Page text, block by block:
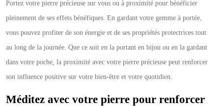
Portez votre pierre précieuse sur vous ou à proximité pour bénéficier
pleinement de ses effets bénéfiques. En gardant votre gemme à portée,
vous pouvez profiter de son énergie et de ses propriétés protectrices tout
au long de la journée. Que ce soit en la portant en bijou ou en la gardant
dans votre poche, la proximité avec votre pierre précieuse peut renforcer
son influence positive sur votre bien-être et votre quotidien.
Méditez avec votre pierre pour renforcer